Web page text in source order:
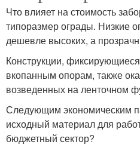
Что влияет на стоимость
типоразмер ограды. Низкие
дешевле высоких, а
Конструкции,
вкопанным опорам, также
возведенных на ленточном
Следующим экономическим
исходный материал для
бюджетный сектор?